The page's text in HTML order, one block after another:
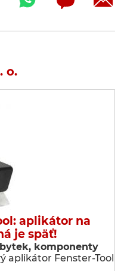
o.
aplikátor na
je späť!
komponenty
aplikátor Fenster-Tool